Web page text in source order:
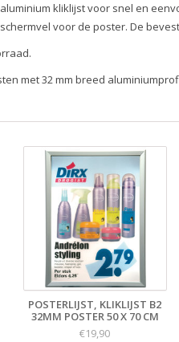
kliklijst voor snel en
voor de poster. De
met 32 mm breed
POSTERLIJST, KLIKLIJST B2
32MM POSTER 50 X 70 CM
€19,90